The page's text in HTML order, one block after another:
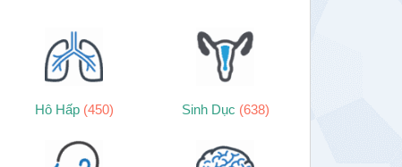
Hô Hấp (450) Sinh Dục (638)